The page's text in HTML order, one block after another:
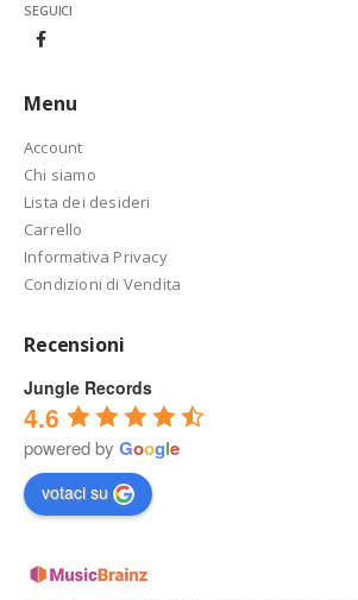
SEGUICI
Menu
Account
Chi siamo
Lista dei desideri
Carrello
Informativa Privacy
Condizioni di Vendita
Recensioni
Jungle Records
4.6
powered by Google
votaci su